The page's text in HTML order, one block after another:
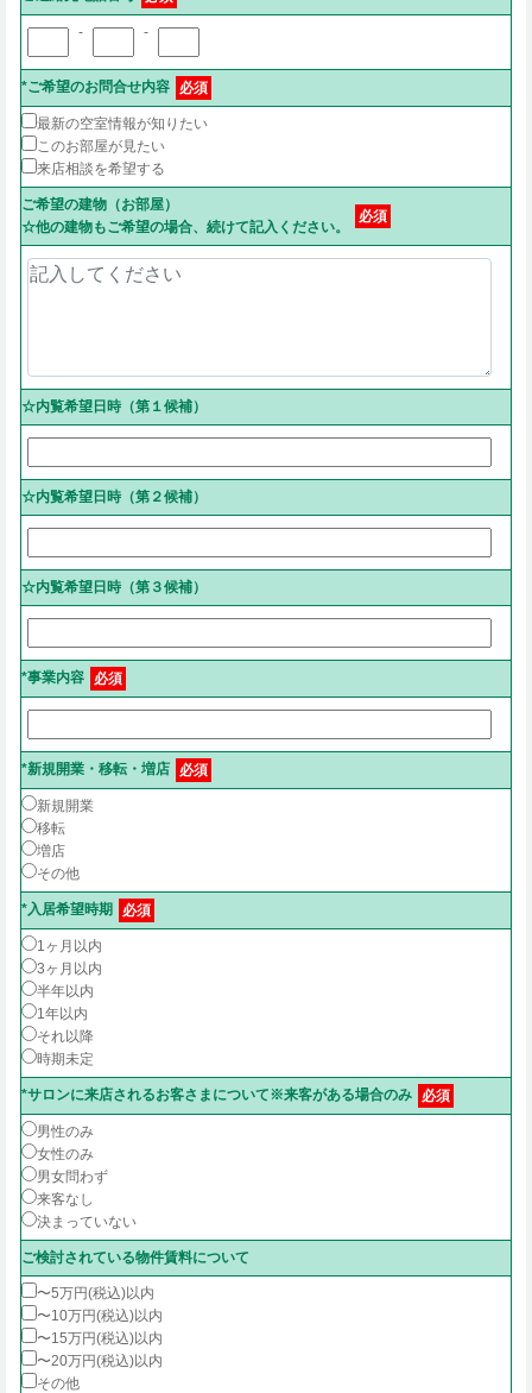
- -
*ご希望のお問合せ内容 必須
最新の空室情報が知りたい
このお部屋が見たい
来店相談を希望する
ご希望の建物（お部屋）
☆他の建物もご希望の場合、続けて記入ください。
必須
☆内覧希望日時（第１候補）
☆内覧希望日時（第２候補）
☆内覧希望日時（第３候補）
*事業内容 必須
*新規開業・移転・増店 必須
新規開業
移転
増店
その他
*入居希望時期 必須
1ヶ月以内
3ヶ月以内
半年以内
1年以内
それ以降
時期未定
*サロンに来店されるお客さまについて※来客がある場合のみ 必須
男性のみ
女性のみ
男女問わず
来客なし
決まっていない
ご検討されている物件賃料について
〜5万円(税込)以内
〜10万円(税込)以内
〜15万円(税込)以内
〜20万円(税込)以内
その他